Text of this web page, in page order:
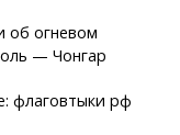
об огневом
— Чонгар
флаговтыки рф